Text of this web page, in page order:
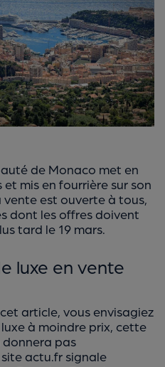
de Monaco met en
mis en fourrière sur son
est ouverte à tous,
dont les offres doivent
tard le 19 mars.
luxe en vente
article, vous envisagiez
à moindre prix, cette
donnera pas
actu.fr signale